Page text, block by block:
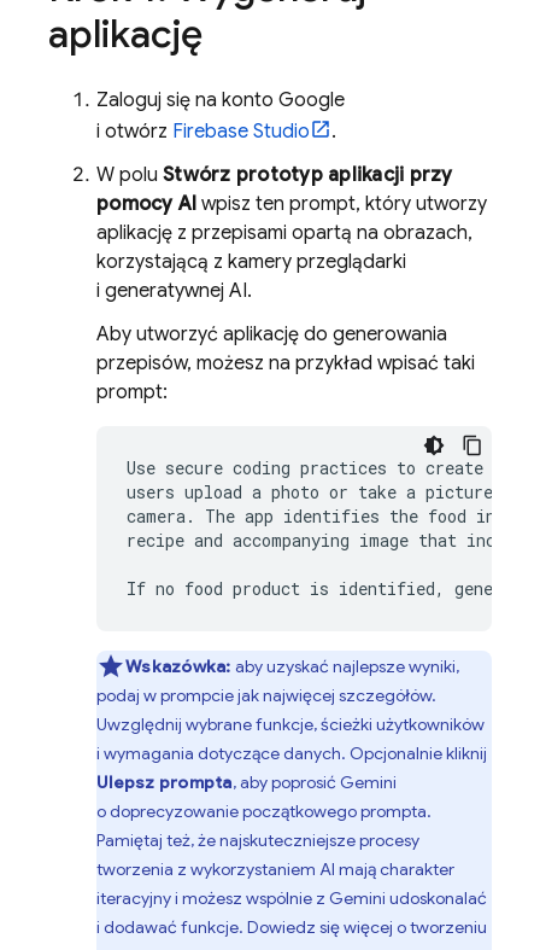
aplikację
Zaloguj się na konto Google
i otwórz Firebase Studio
.
W polu Stwórz prototyp aplikacji przy
pomocy AI wpisz ten prompt, który utworzy
aplikację z przepisami opartą na obrazach,
korzystającą z kamery przeglądarki
i generatywnej AI.
Aby utworzyć aplikację do generowania
przepisów, możesz na przykład wpisać taki
prompt:
Use secure coding practices to create an
users upload a photo or take a picture
camera. The app identifies the food in the
recipe and accompanying image that
Wskazówka: aby uzyskać najlepsze wyniki,
podaj w prompcie jak najwięcej szczegółów.
Uwzględnij wybrane funkcje, ścieżki użytkowników
i wymagania dotyczące danych. Opcjonalnie kliknij
Ulepsz prompta, aby poprosić Gemini
o doprecyzowanie początkowego prompta.
Pamiętaj też, że najskuteczniejsze procesy
tworzenia z wykorzystaniem AI mają charakter
iteracyjny i możesz wspólnie z Gemini udoskonalać
i dodawać funkcje. Dowiedz się więcej o tworzeniu